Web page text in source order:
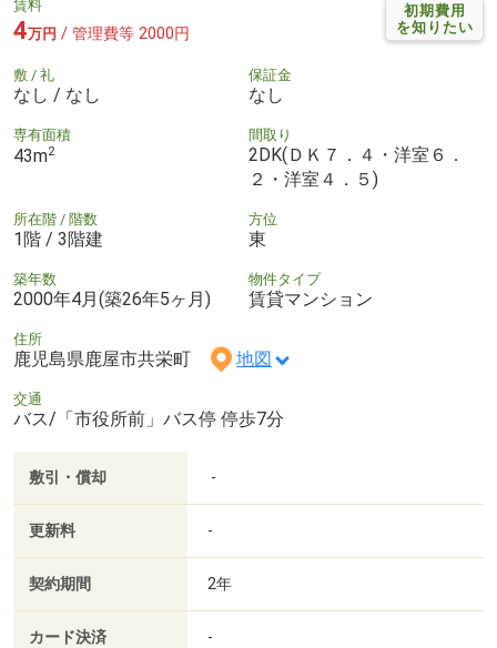
初期費用
を知りたい
賃料
4万円 / 管理費等 2000円
敷 / 礼
なし / なし
保証金
なし
専有面積
43m2
間取り
2DK(ＤＫ７．４・洋室６．
２・洋室４．５)
所在階 / 階数
1階 / 3階建
方位
東
築年数
2000年4月(築26年5ヶ月)
物件タイプ
賃貸マンション
住所
鹿児島県鹿屋市共栄町 地図
交通
バス/「市役所前」バス停 停歩7分
敷引・償却 -
更新料 -
契約期間 2年
カード決済 -